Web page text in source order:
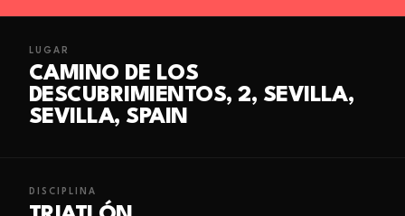
LUGAR
CAMINO DE LOS
DESCUBRIMIENTOS, 2, SEVILLA,
SEVILLA, SPAIN
DISCIPLINA